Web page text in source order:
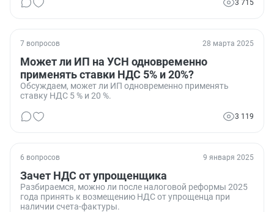
3 715
7 вопросов 28 марта 2025
Может ли ИП на УСН одновременно
применять ставки НДС 5% и 20%?
Обсуждаем, может ли ИП одновременно применять
ставку НДС 5 % и 20 %.
3 119
6 вопросов 9 января 2025
Зачет НДС от упрощенщика
Разбираемся, можно ли после налоговой реформы 2025
года принять к возмещению НДС от упрощенца при
наличии счета-фактуры.